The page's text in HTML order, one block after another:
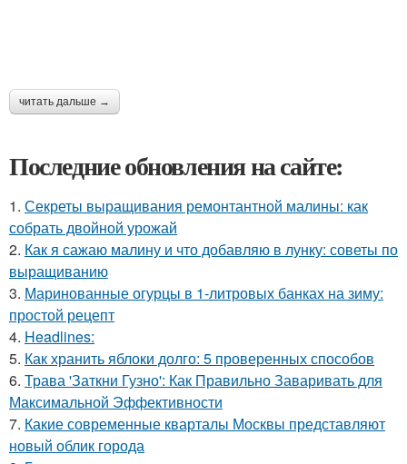
читать дальше →
Последние обновления на сайте:
1. Секреты выращивания ремонтантной малины: как
собрать двойной урожай
2. Как я сажаю малину и что добавляю в лунку: советы по
выращиванию
3. Маринованные огурцы в 1-литровых банках на зиму:
простой рецепт
4. Headlines:
5. Как хранить яблоки долго: 5 проверенных способов
6. Трава 'Заткни Гузно': Как Правильно Заваривать для
Максимальной Эффективности
7. Какие современные кварталы Москвы представляют
новый облик города